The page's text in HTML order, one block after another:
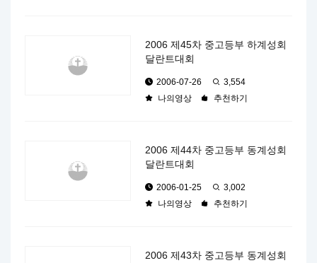
2006 제45차 중고등부 하계성회
달란트대회
2006-07-26
3,554
나의영상
추천하기
2006 제44차 중고등부 동계성회
달란트대회
2006-01-25
3,002
나의영상
추천하기
2006 제43차 중고등부 동계성회